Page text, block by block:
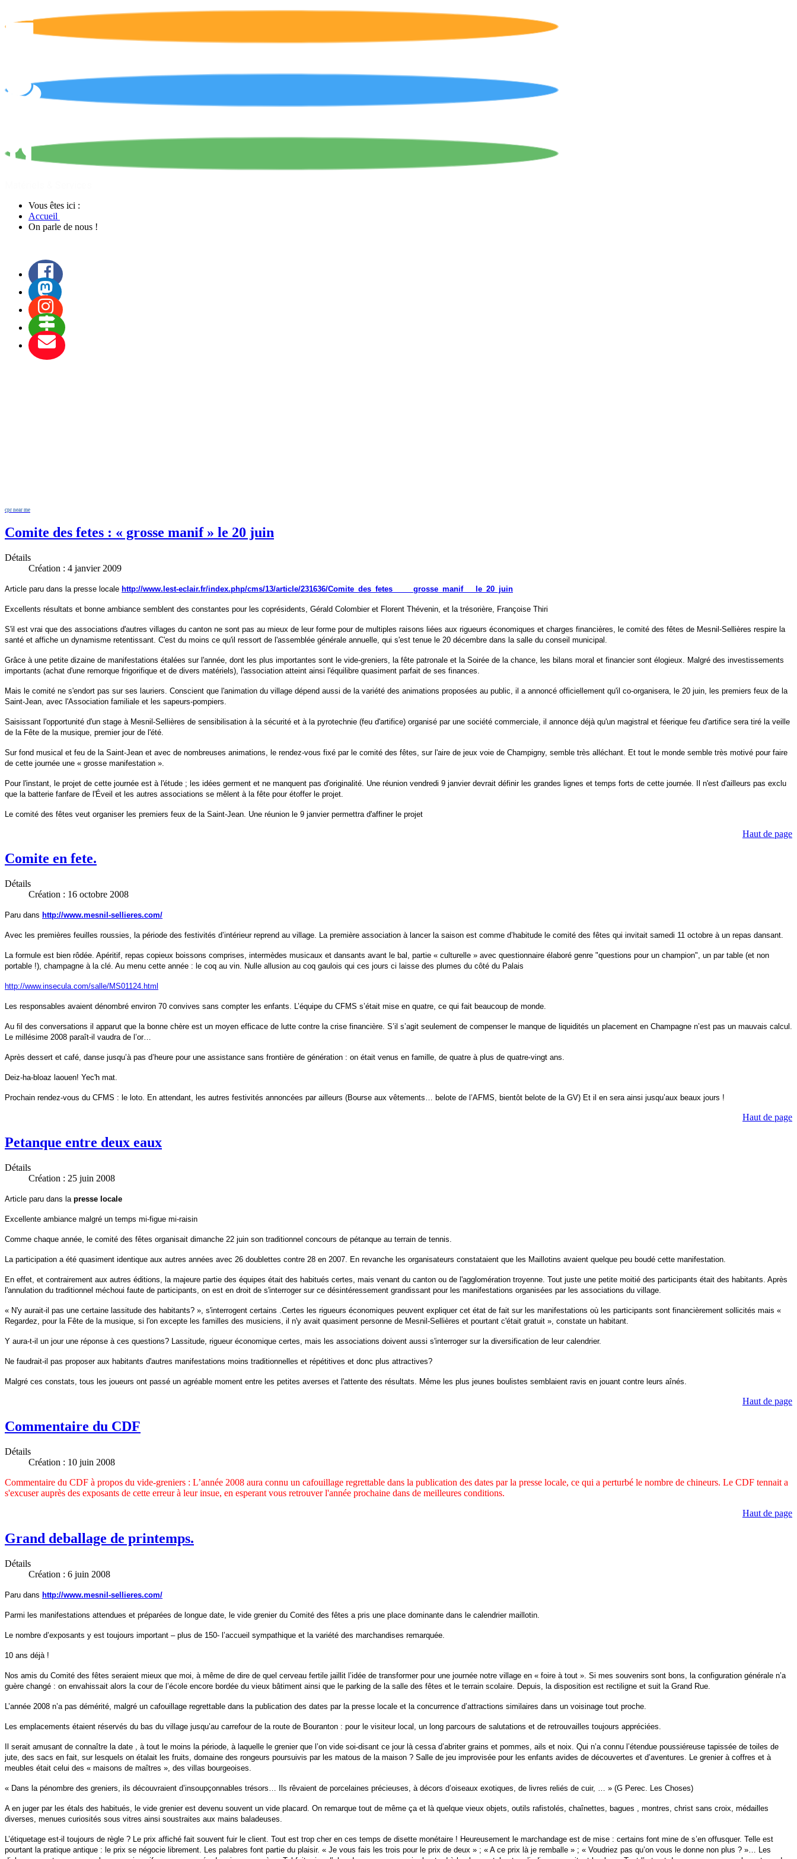
Vous êtes ici :
Accueil
On parle de nous !
cpr near me
Comite des fetes : « grosse manif » le 20 juin
Détails
Création : 4 janvier 2009
Article paru dans la presse locale http://www.lest-eclair.fr/index.php/cms/13/article/231636/Comite_des_fetes_____grosse_manif___le_20_juin
Excellents résultats et bonne ambiance semblent des constantes pour les coprésidents, Gérald Colombier et Florent Thévenin, et la trésorière, Françoise Thiri
S'il est vrai que des associations d'autres villages du canton ne sont pas au mieux de leur forme pour de multiples raisons liées aux rigueurs économiques et charges financières, le comité des fêtes de Mesnil-Sellières respire la
santé et affiche un dynamisme retentissant. C'est du moins ce qu'il ressort de l'assemblée générale annuelle, qui s'est tenue le 20 décembre dans la salle du conseil municipal.
Grâce à une petite dizaine de manifestations étalées sur l'année, dont les plus importantes sont le vide-greniers, la fête patronale et la Soirée de la chance, les bilans moral et financier sont élogieux. Malgré des investissements
importants (achat d'une remorque frigorifique et de divers matériels), l'association atteint ainsi l'équilibre quasiment parfait de ses finances.
Mais le comité ne s'endort pas sur ses lauriers. Conscient que l'animation du village dépend aussi de la variété des animations proposées au public, il a annoncé officiellement qu'il co-organisera, le 20 juin, les premiers feux de la
Saint-Jean, avec l'Association familiale et les sapeurs-pompiers.
Saisissant l'opportunité d'un stage à Mesnil-Sellières de sensibilisation à la sécurité et à la pyrotechnie (feu d'artifice) organisé par une société commerciale, il annonce déjà qu'un magistral et féerique feu d'artifice sera tiré la veille
de la Fête de la musique, premier jour de l'été.
Sur fond musical et feu de la Saint-Jean et avec de nombreuses animations, le rendez-vous fixé par le comité des fêtes, sur l'aire de jeux voie de Champigny, semble très alléchant. Et tout le monde semble très motivé pour faire
de cette journée une « grosse manifestation ».
Pour l'instant, le projet de cette journée est à l'étude ; les idées germent et ne manquent pas d'originalité. Une réunion vendredi 9 janvier devrait définir les grandes lignes et temps forts de cette journée. Il n'est d'ailleurs pas exclu
que la batterie fanfare de l'Éveil et les autres associations se mêlent à la fête pour étoffer le projet.
Le comité des fêtes veut organiser les premiers feux de la Saint-Jean. Une réunion le 9 janvier permettra d'affiner le projet
Haut de page
Comite en fete.
Détails
Création : 16 octobre 2008
Paru dans http://www.mesnil-sellieres.com/
Avec les premières feuilles roussies, la période des festivités d’intérieur reprend au village. La première association à lancer la saison est comme d’habitude le comité des fêtes qui invitait samedi 11 octobre à un repas dansant.
La formule est bien rôdée. Apéritif, repas copieux boissons comprises, intermèdes musicaux et dansants avant le bal, partie « culturelle » avec questionnaire élaboré genre "questions pour un champion", un par table (et non
portable !), champagne à la clé. Au menu cette année : le coq au vin. Nulle allusion au coq gaulois qui ces jours ci laisse des plumes du côté du Palais
http://www.insecula.com/salle/MS01124.html
Les responsables avaient dénombré environ 70 convives sans compter les enfants. L’équipe du CFMS s’était mise en quatre, ce qui fait beaucoup de monde.
Au fil des conversations il apparut que la bonne chère est un moyen efficace de lutte contre la crise financière. S’il s’agit seulement de compenser le manque de liquidités un placement en Champagne n’est pas un mauvais calcul.
Le millésime 2008 paraît-il vaudra de l’or…
Après dessert et café, danse jusqu’à pas d’heure pour une assistance sans frontière de génération : on était venus en famille, de quatre à plus de quatre-vingt ans.
Deiz-ha-bloaz laouen! Yec'h mat.
Prochain rendez-vous du CFMS : le loto. En attendant, les autres festivités annoncées par ailleurs (Bourse aux vêtements… belote de l’AFMS, bientôt belote de la GV) Et il en sera ainsi jusqu’aux beaux jours !
Haut de page
Petanque entre deux eaux
Détails
Création : 25 juin 2008
Article paru dans la presse locale
Excellente ambiance malgré un temps mi-figue mi-raisin
Comme chaque année, le comité des fêtes organisait dimanche 22 juin son traditionnel concours de pétanque au terrain de tennis.
La participation a été quasiment identique aux autres années avec 26 doublettes contre 28 en 2007. En revanche les organisateurs constataient que les Maillotins avaient quelque peu boudé cette manifestation.
En effet, et contrairement aux autres éditions, la majeure partie des équipes était des habitués certes, mais venant du canton ou de l'agglomération troyenne. Tout juste une petite moitié des participants était des habitants. Après
l'annulation du traditionnel méchoui faute de participants, on est en droit de s'interroger sur ce désintéressement grandissant pour les manifestations organisées par les associations du village.
« N'y aurait-il pas une certaine lassitude des habitants? », s'interrogent certains .Certes les rigueurs économiques peuvent expliquer cet état de fait sur les manifestations où les participants sont financièrement sollicités mais «
Regardez, pour la Fête de la musique, si l'on excepte les familles des musiciens, il n'y avait quasiment personne de Mesnil-Sellières et pourtant c'était gratuit », constate un habitant.
Y aura-t-il un jour une réponse à ces questions? Lassitude, rigueur économique certes, mais les associations doivent aussi s'interroger sur la diversification de leur calendrier.
Ne faudrait-il pas proposer aux habitants d'autres manifestations moins traditionnelles et répétitives et donc plus attractives?
Malgré ces constats, tous les joueurs ont passé un agréable moment entre les petites averses et l'attente des résultats. Même les plus jeunes boulistes semblaient ravis en jouant contre leurs aînés.
Haut de page
Commentaire du CDF
Détails
Création : 10 juin 2008
Commentaire du CDF à propos du vide-greniers : L’année 2008 aura connu un cafouillage regrettable dans la publication des dates par la presse locale, ce qui a perturbé le nombre de chineurs. Le CDF tennait a
s'excuser auprès des exposants de cette erreur à leur insue, en esperant vous retrouver l'année prochaine dans de meilleures conditions.
Haut de page
Grand deballage de printemps.
Détails
Création : 6 juin 2008
Paru dans http://www.mesnil-sellieres.com/
Parmi les manifestations attendues et préparées de longue date, le vide grenier du Comité des fêtes a pris une place dominante dans le calendrier maillotin.
Le nombre d’exposants y est toujours important – plus de 150- l’accueil sympathique et la variété des marchandises remarquée.
10 ans déjà !
Nos amis du Comité des fêtes seraient mieux que moi, à même de dire de quel cerveau fertile jaillit l’idée de transformer pour une journée notre village en « foire à tout ». Si mes souvenirs sont bons, la configuration générale n’a
guère changé : on envahissait alors la cour de l’école encore bordée du vieux bâtiment ainsi que le parking de la salle des fêtes et le terrain scolaire. Depuis, la disposition est rectiligne et suit la Grand Rue.
L’année 2008 n’a pas démérité, malgré un cafouillage regrettable dans la publication des dates par la presse locale et la concurrence d’attractions similaires dans un voisinage tout proche.
Les emplacements étaient réservés du bas du village jusqu’au carrefour de la route de Bouranton : pour le visiteur local, un long parcours de salutations et de retrouvailles toujours appréciées.
Il serait amusant de connaître la date , à tout le moins la période, à laquelle le grenier que l’on vide soi-disant ce jour là cessa d’abriter grains et pommes, ails et noix. Qui n’a connu l’étendue poussiéreuse tapissée de toiles de
jute, des sacs en fait, sur lesquels on étalait les fruits, domaine des rongeurs poursuivis par les matous de la maison ? Salle de jeu improvisée pour les enfants avides de découvertes et d’aventures. Le grenier à coffres et à
meubles était celui des « maisons de maîtres », des villas bourgeoises.
« Dans la pénombre des greniers, ils découvraient d’insoupçonnables trésors… Ils rêvaient de porcelaines précieuses, à décors d’oiseaux exotiques, de livres reliés de cuir, … » (G Perec. Les Choses)
A en juger par les étals des habitués, le vide grenier est devenu souvent un vide placard. On remarque tout de même ça et là quelque vieux objets, outils rafistolés, chaînettes, bagues , montres, christ sans croix, médailles
diverses, menues curiosités sous vitres ainsi soustraites aux mains baladeuses.
L’étiquetage est-il toujours de règle ? Le prix affiché fait souvent fuir le client. Tout est trop cher en ces temps de disette monétaire ! Heureusement le marchandage est de mise : certains font mine de s’en offusquer. Telle est
pourtant la pratique antique : le prix se négocie librement. Les palabres font partie du plaisir. « Je vous fais les trois pour le prix de deux » ; « A ce prix là je remballe » ; « Voudriez pas qu’on vous le donne non plus ? »… Les